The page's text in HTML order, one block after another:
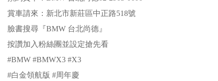
賞車請來：新北市新莊區中正路518號
臉書搜尋『BMW 台北尚德』
按讚加入粉絲團並設定搶先看
#BMW #BMWX3 #X3
#白金領航版 #周年慶